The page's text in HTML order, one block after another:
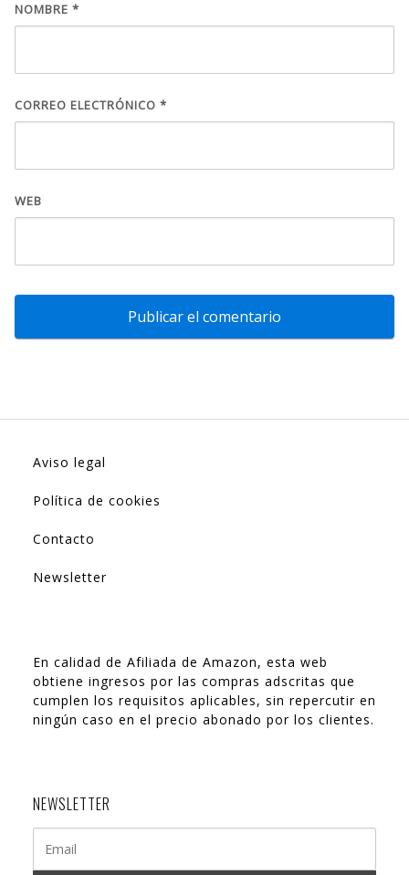
NOMBRE *
CORREO ELECTRÓNICO *
WEB
Aviso legal
Política de cookies
Contacto
Newsletter
En calidad de Afiliada de Amazon, esta web
obtiene ingresos por las compras adscritas que
cumplen los requisitos aplicables, sin repercutir en
ningún caso en el precio abonado por los clientes.
NEWSLETTER